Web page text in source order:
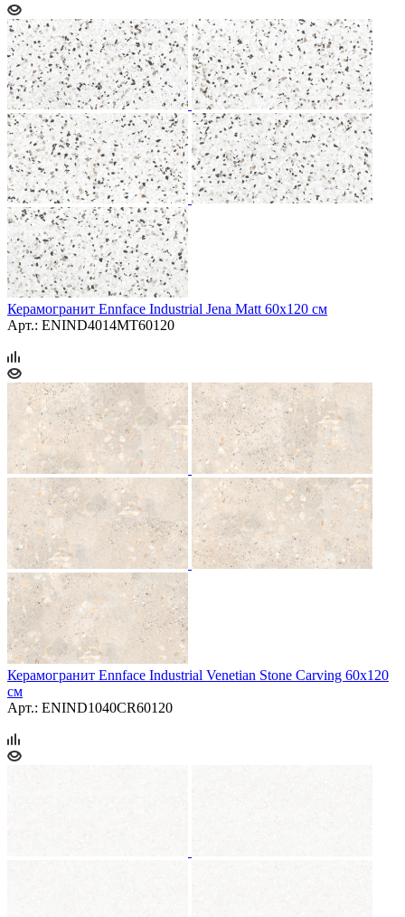
Керамогранит Ennface Industrial Jena Matt 60x120 см
Арт.: ENIND4014MT60120
Керамогранит Ennface Industrial Venetian Stone Carving 60x120
см
Арт.: ENIND1040CR60120